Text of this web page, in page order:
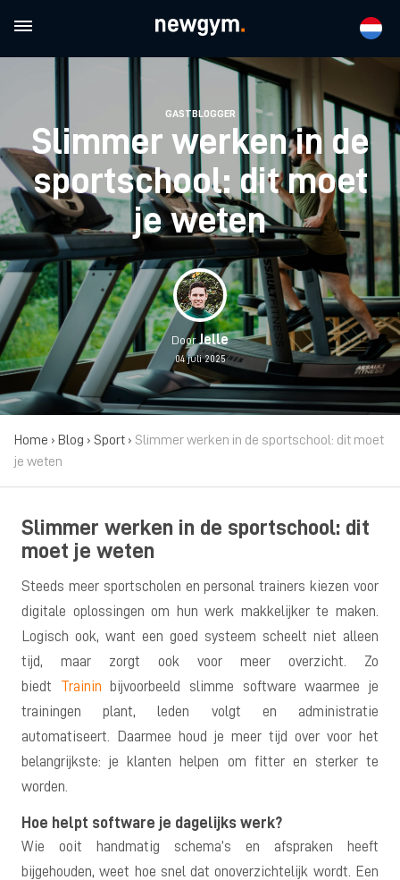
GASTBLOGGER
Slimmer werken in de
sportschool: dit moet
je weten
DoorJelle
04 juli 2025
Home › Blog › Sport › Slimmer werken in de sportschool: dit moet
je weten
Slimmer werken in de sportschool: dit
moet je weten
Steeds meer sportscholen en personal trainers kiezen voor
digitale oplossingen om hun werk makkelijker te maken.
Logisch ook, want een goed systeem scheelt niet alleen
tijd, maar zorgt ook voor meer overzicht. Zo
biedt Trainin bijvoorbeeld slimme software waarmee je
trainingen plant, leden volgt en administratie
automatiseert. Daarmee houd je meer tijd over voor het
belangrijkste: je klanten helpen om fitter en sterker te
worden.
Hoe helpt software je dagelijks werk?
Wie ooit handmatig schema’s en afspraken heeft
bijgehouden, weet hoe snel dat onoverzichtelijk wordt. Een